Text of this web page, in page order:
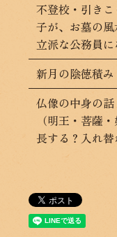
不登校・引き
子が、お墓の
立派な公務員
新月の陰徳積み
仏像の中身の
（明王・菩薩
長する？入れ替